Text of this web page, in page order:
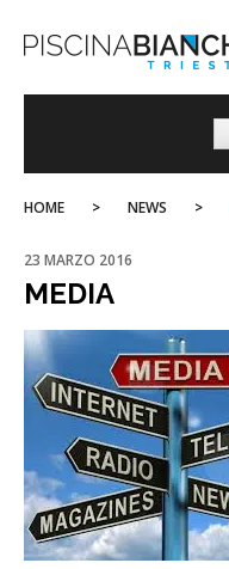
to
HOME > NEWS >
23 MARZO 2016
MEDIA